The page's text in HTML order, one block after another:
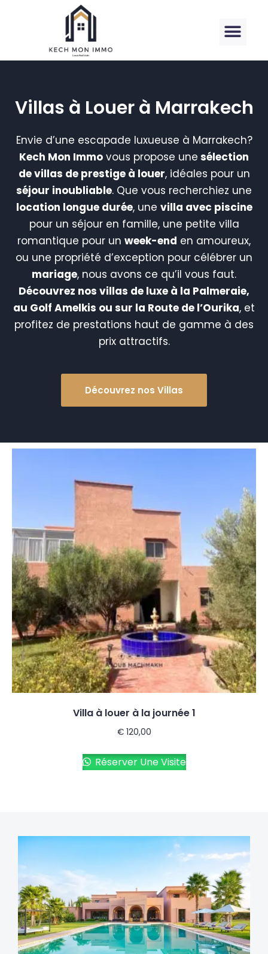
Villas à Louer à Marrakech
Envie d’une escapade luxueuse à Marrakech?
Kech Mon Immo vous propose une sélection
de villas de prestige à louer, idéales pour un
séjour inoubliable. Que vous recherchiez une
location longue durée, une villa avec piscine
pour un séjour en famille, une petite villa
romantique pour un week-end en amoureux,
ou une propriété d’exception pour célébrer un
mariage, nous avons ce qu’il vous faut.
Découvrez nos villas de luxe à la Palmeraie,
au Golf Amelkis ou sur la Route de l’Ourika, et
profitez de prestations haut de gamme à des
prix attractifs.
Découvrez nos Villas
Villa à louer à la journée 1
€120,00
Réserver Une Visite